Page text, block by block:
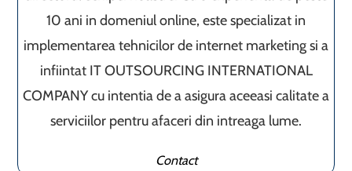
10 ani in domeniul online, este specializat in
implementarea tehnicilor de internet marketing si a
infiintat IT OUTSOURCING INTERNATIONAL
COMPANY cu intentia de a asigura aceeasi calitate a
serviciilor pentru afaceri din intreaga lume.
Contact